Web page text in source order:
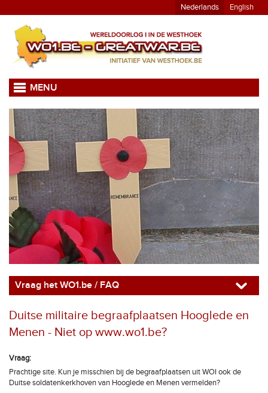
Nederlands English
MENU
Vraag het WO1.be / FAQ
Duitse militaire begraafplaatsen Hooglede en
Menen - Niet op www.wo1.be?
Vraag:
Prachtige site. Kun je misschien bij de begraafplaatsen uit WOI ook de
Duitse soldatenkerkhoven van Hooglede en Menen vermelden?